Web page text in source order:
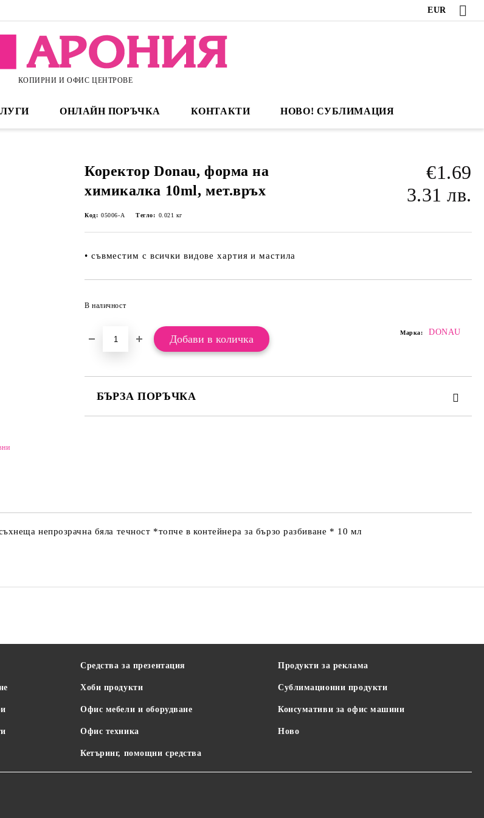
EUR
КОПИРНИ И ОФИС ЦЕНТРОВЕ
ОНЛАЙН ПОРЪЧКА КОНТАКТИ НОВО! СУБЛИМАЦИЯ
Коректор Donau, форма на
химикалка 10ml, мет.връх
€1.69
3.31 лв.
Код: 05006-А Тегло: 0.021 кг
• съвместим с всички видове хартия и мастила
В наличност
Марка: DONAU
БЪРЗА ПОРЪЧКА
непрозрачна бяла течност *топче в контейнера за бързо разбиване * 10 мл
Средства за презентация
Хоби продукти
Офис мебели и оборудване
Офис техника
Кетъринг, помощни средства
Продукти за реклама
Сублимационни продукти
Консумативи за офис машини
Ново